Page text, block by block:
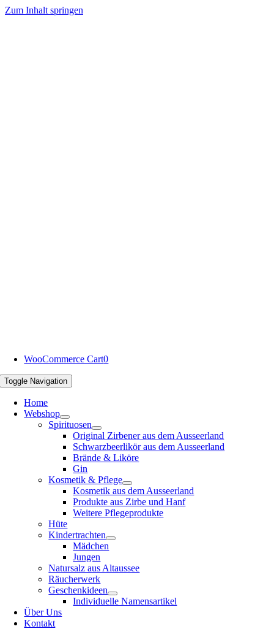
Zum Inhalt springen
WooCommerce Cart0
Toggle Navigation
Home
Webshop
Spirituosen
Original Zirbener aus dem Ausseerland
Schwarzbeerlikör aus dem Ausseerland
Brände & Liköre
Gin
Kosmetik & Pflege
Kosmetik aus dem Ausseerland
Produkte aus Zirbe und Hanf
Weitere Pflegeprodukte
Hüte
Kindertrachten
Mädchen
Jungen
Natursalz aus Altaussee
Räucherwerk
Geschenkideen
Individuelle Namensartikel
Über Uns
Kontakt